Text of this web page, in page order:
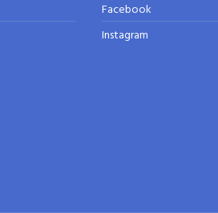
Facebook
Instagram